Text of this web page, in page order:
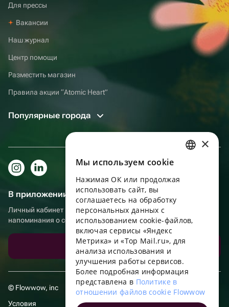
Для прессы
Вакансии
Наш журнал
Центр помощи
Разместить магазин
Правила акции “Atomic Heart”
Популярные города
В приложении еще удобнее!
Личный кабинет получателя, больше бонусов за покупки и
напоминания о событиях
Скачать приложение
© Flowwow, inc
Условия
ENGLISH
UKRAINIAN
PORTUGUESE
FRENCH
TURKISH
×
Мы используем сookie
Нажимая ОК или продолжая
использовать сайт, вы
соглашаетесь на обработку
персональных данных с
использованием cookie-файлов,
включая сервисы «Яндекс
Метрика» и «Top Mail.ru», для
анализа использования и
улучшения работы сервисов.
Более подробная информация
представлена в Политике в
отношении файлов cookie Flowwow